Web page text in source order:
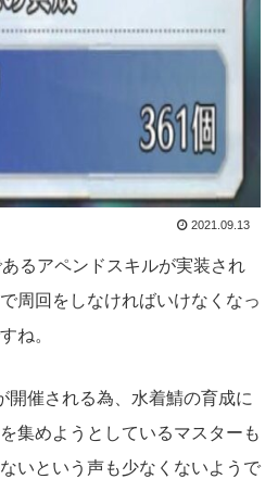
2021.09.13
るアペンドスキルが実装され
周回をしなければいけなくなっ
ね。
開催される為、水着鯖の育成に
集めようとしているマスターも
いという声も少なくないようで